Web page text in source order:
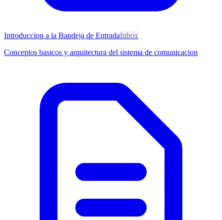
Introduccion a la Bandeja de EntradaInbox
Conceptos basicos y arquitectura del sistema de comunicacion